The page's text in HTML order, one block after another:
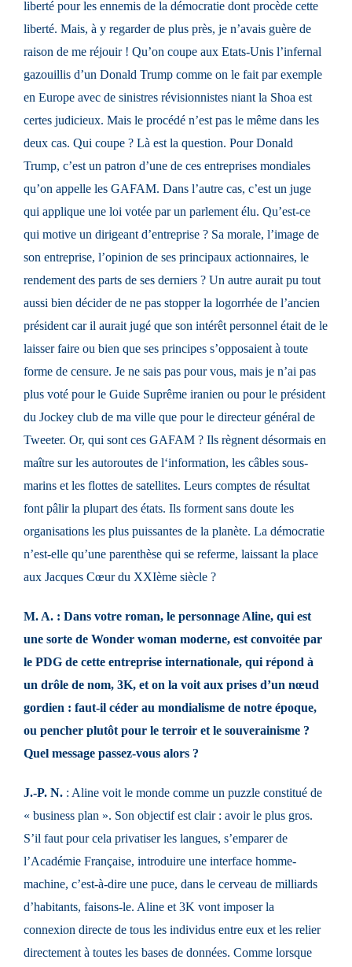
liberté pour les ennemis de la démocratie dont procède cette
liberté. Mais, à y regarder de plus près, je n’avais guère de
raison de me réjouir ! Qu’on coupe aux Etats-Unis l’infernal
gazouillis d’un Donald Trump comme on le fait par exemple
en Europe avec de sinistres révisionnistes niant la Shoa est
certes judicieux. Mais le procédé n’est pas le même dans les
deux cas. Qui coupe ? Là est la question. Pour Donald
Trump, c’est un patron d’une de ces entreprises mondiales
qu’on appelle les GAFAM. Dans l’autre cas, c’est un juge
qui applique une loi votée par un parlement élu. Qu’est-ce
qui motive un dirigeant d’entreprise ? Sa morale, l’image de
son entreprise, l’opinion de ses principaux actionnaires, le
rendement des parts de ses derniers ? Un autre aurait pu tout
aussi bien décider de ne pas stopper la logorrhée de l’ancien
président car il aurait jugé que son intérêt personnel était de le
laisser faire ou bien que ses principes s’opposaient à toute
forme de censure. Je ne sais pas pour vous, mais je n’ai pas
plus voté pour le Guide Suprême iranien ou pour le président
du Jockey club de ma ville que pour le directeur général de
Tweeter. Or, qui sont ces GAFAM ? Ils règnent désormais en
maître sur les autoroutes de l‘information, les câbles sous-
marins et les flottes de satellites. Leurs comptes de résultat
font pâlir la plupart des états. Ils forment sans doute les
organisations les plus puissantes de la planète. La démocratie
n’est-elle qu’une parenthèse qui se referme, laissant la place
aux Jacques Cœur du XXIème siècle ?
M. A. : Dans votre roman, le personnage Aline, qui est
une sorte de Wonder woman moderne, est convoitée par
le PDG de cette entreprise internationale, qui répond à
un drôle de nom, 3K, et on la voit aux prises d’un nœud
gordien : faut-il céder au mondialisme de notre époque,
ou pencher plutôt pour le terroir et le souverainisme ?
Quel message passez-vous alors ?
J.-P. N. : Aline voit le monde comme un puzzle constitué de
« business plan ». Son objectif est clair : avoir le plus gros.
S’il faut pour cela privatiser les langues, s’emparer de
l’Académie Française, introduire une interface homme-
machine, c’est-à-dire une puce, dans le cerveau de milliards
d’habitants, faisons-le. Aline et 3K vont imposer la
connexion directe de tous les individus entre eux et les relier
directement à toutes les bases de données. Comme lorsque